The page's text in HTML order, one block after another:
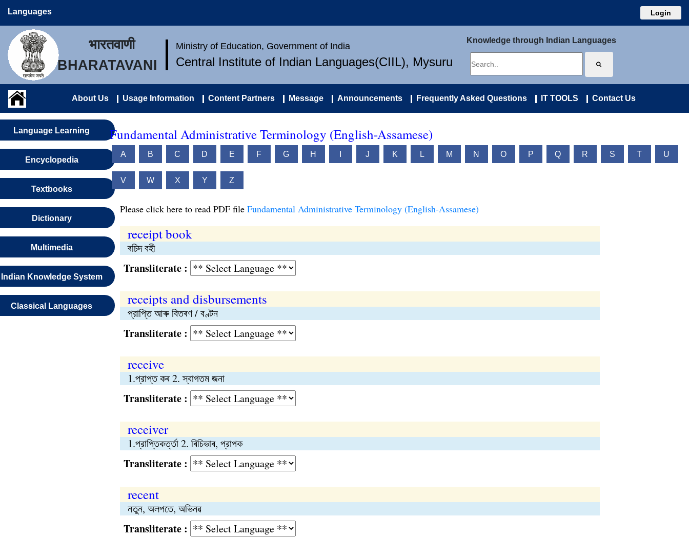
Languages Login
भारतवाणी
BHARATAVANI
Ministry of Education, Government of India
Central Institute of Indian Languages(CIIL), Mysuru
Knowledge through Indian Languages
About Us Usage Information Content Partners Message Announcements Frequently Asked Questions IT TOOLS Contact Us
Language Learning
Encyclopedia
Textbooks
Dictionary
Multimedia
Indian Knowledge System
Classical Languages
Fundamental Administrative Terminology (English-Assamese)
A B C D E F G H J K L M N O P Q R S T U
V W X Y Z
Please click here to read PDF file Fundamental Administrative Terminology (English-Assamese)
receipt book
ৰচিদ বহী
Transliterate :
receipts and disbursements
প্রাপ্তি আৰু বিতৰণ / বণ্টন
Transliterate :
receive
1.প্রাপ্ত কৰ 2. স্বাগতম জনা
Transliterate :
receiver
1.প্রাপ্তিকর্ত্তা 2. ৰিচিভাৰ, প্রাপক
Transliterate :
recent
নতুন, অলপতে, অভিনৱ
Transliterate :